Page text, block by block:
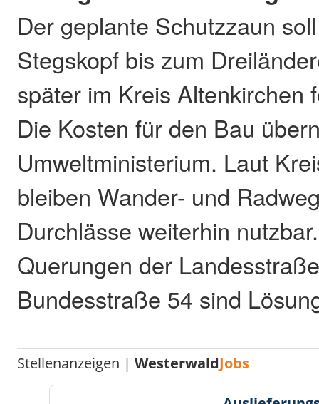
Der geplante Schutzzaun
Stegskopf bis zum
später im Kreis Altenkirchen
Die Kosten für den Bau
Umweltministerium. Laut
bleiben Wander- und
Durchlässe weiterhin
Querungen der
Bundesstraße 54 sind
Stellenanzeigen |WesterwaldJobs